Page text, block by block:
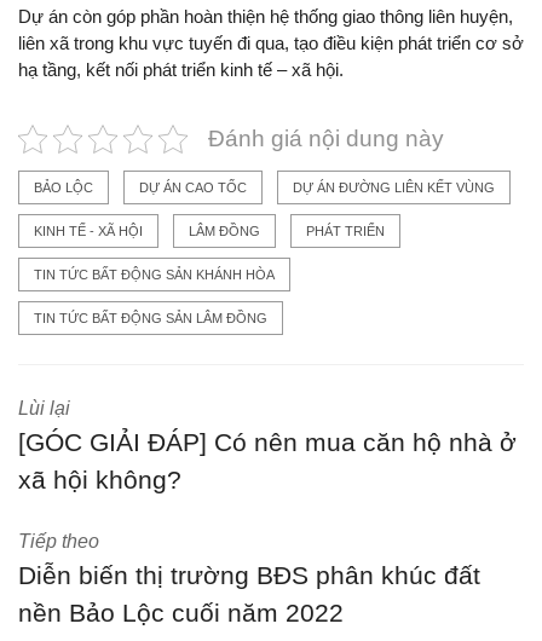
Dự án còn góp phần hoàn thiện hệ thống giao thông liên huyện,
liên xã trong khu vực tuyến đi qua, tạo điều kiện phát triển cơ sở
hạ tầng, kết nối phát triển kinh tế – xã hội.
Đánh giá nội dung này
BẢO LỘC DỰ ÁN CAO TỐC DỰ ÁN ĐƯỜNG LIÊN KẾT VÙNG
KINH TẾ - XÃ HỘI LÂM ĐỒNG PHÁT TRIỂN
TIN TỨC BẤT ĐỘNG SẢN KHÁNH HÒA
TIN TỨC BẤT ĐỘNG SẢN LÂM ĐỒNG
Lùi lại
[GÓC GIẢI ĐÁP] Có nên mua căn hộ nhà ở
xã hội không?
Tiếp theo
Diễn biến thị trường BĐS phân khúc đất
nền Bảo Lộc cuối năm 2022